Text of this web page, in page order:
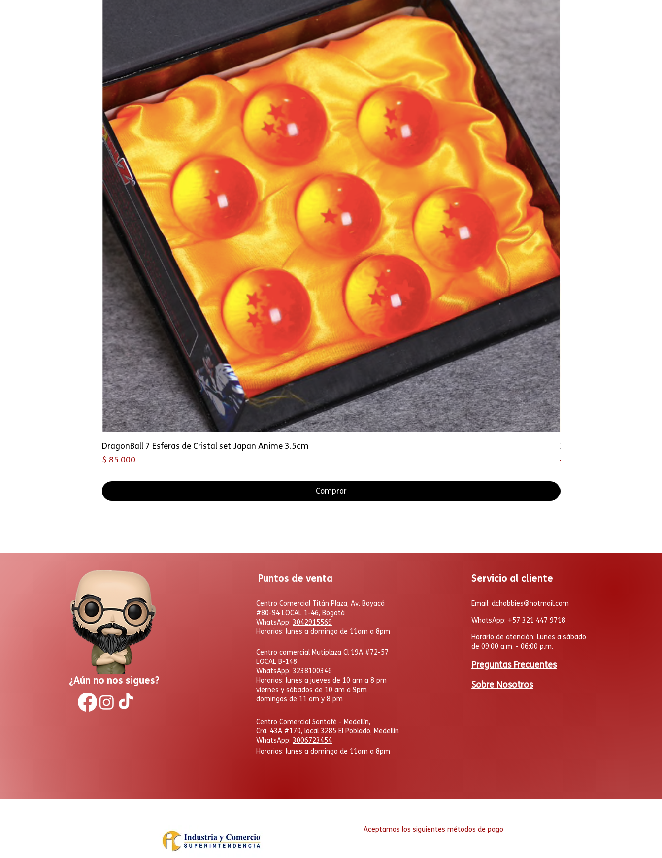
DragonBall 7 Esferas de Cristal set Japan Anime 3.5cm
Precio
$ 85.000
Comprar
Inosuke Hashibira. figura
Precio
$ 290.000
Precio de oferta
¿Aún no nos sigues?
Puntos de venta
Centro Comercial Titán Plaza, Av. Boyacá
#80-94 LOCAL 1-46, Bogotá
WhatsApp:3042915569
Horarios: lunes a domingo de 11am a 8pm
Centro comercial Mutiplaza Cl 19A #72-57
LOCAL B-148
WhatsApp:3238100346
Horarios: lunes a jueves de 10 am a 8 pm
viernes y sábados de 10 am a 9pm
domingos de 11 am y 8 pm
​Centro Comercial Santafé - Medellín,
Cra. 43A #170, local 3285 El Poblado, Medellín
WhatsApp:3006723454
Horarios: lunes a domingode 11am a 8pm
Servicio al cliente
Email:dchobbies@hotmail.com
WhatsApp: +57 321 447 9718
Horario de atención: Lunes a sábado
de 09:00 a.m. - 06:00 p.m.
Preguntas Frecuentes
Sobre Nosotros
Aceptamos los siguientes métodos de pago